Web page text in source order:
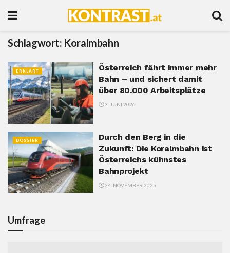
Schlagwort: Koralmbahn
ERKLÄRT
Österreich fährt immer mehr
Bahn – und sichert damit
über 80.000 Arbeitsplätze
3. JUNI 2026
DOSSIER
Durch den Berg in die
Zukunft: Die Koralmbahn ist
Österreichs kühnstes
Bahnprojekt
24. NOVEMBER 2025
Umfrage